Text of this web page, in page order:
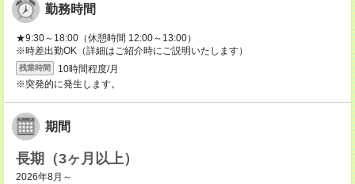
勤務時間
★9:30～18:00（休憩時間 12:00～13:00）
※時差出勤OK（詳細はご紹介時にご説明いたします）
残業時間
10時間程度/月
※突発的に発生します。
期間
長期（3ヶ月以上）
2026年8月～